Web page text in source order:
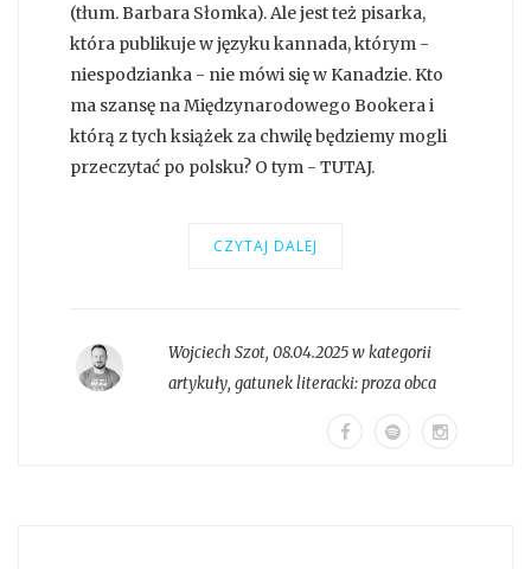
(tłum. Barbara Słomka). Ale jest też pisarka,
która publikuje w języku kannada, którym -
niespodzianka - nie mówi się w Kanadzie. Kto
ma szansę na Międzynarodowego Bookera i
którą z tych książek za chwilę będziemy mogli
przeczytać po polsku? O tym - TUTAJ.
CZYTAJ DALEJ
Wojciech Szot, 08.04.2025 w kategorii
artykuły, gatunek literacki:proza obca